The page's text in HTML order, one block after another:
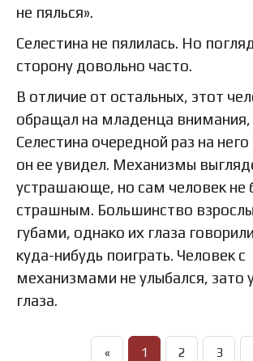
не пялься».
Селестина не пялилась. Но
сторону довольно часто.
В отличие от остальных, этот
обращал на младенца внимания,
Селестина очередной раз на
он ее увидел. Механизмы
устрашающе, но сам человек не
страшным. Большинство
губами, однако их глаза
куда-нибудь поиграть. Человек с
механизмами не улыбался, зато
глаза.
« 1 2 3